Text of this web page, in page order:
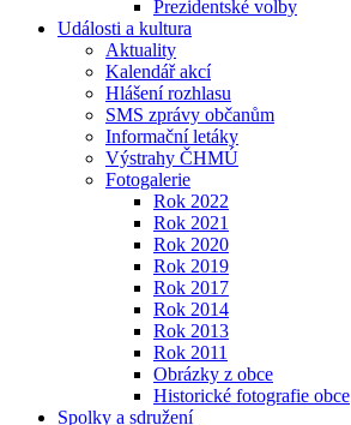
Prezidentské volby
Události a kultura
Aktuality
Kalendář akcí
Hlášení rozhlasu
SMS zprávy občanům
Informační letáky
Výstrahy ČHMÚ
Fotogalerie
Rok 2022
Rok 2021
Rok 2020
Rok 2019
Rok 2017
Rok 2014
Rok 2013
Rok 2011
Obrázky z obce
Historické fotografie obce
Spolky a sdružení